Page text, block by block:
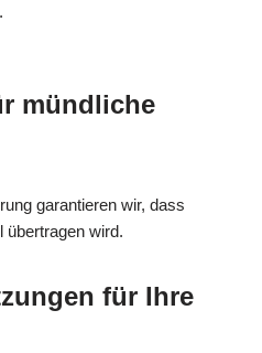
mündliche
garantieren wir, dass
übertragen wird.
für Ihre